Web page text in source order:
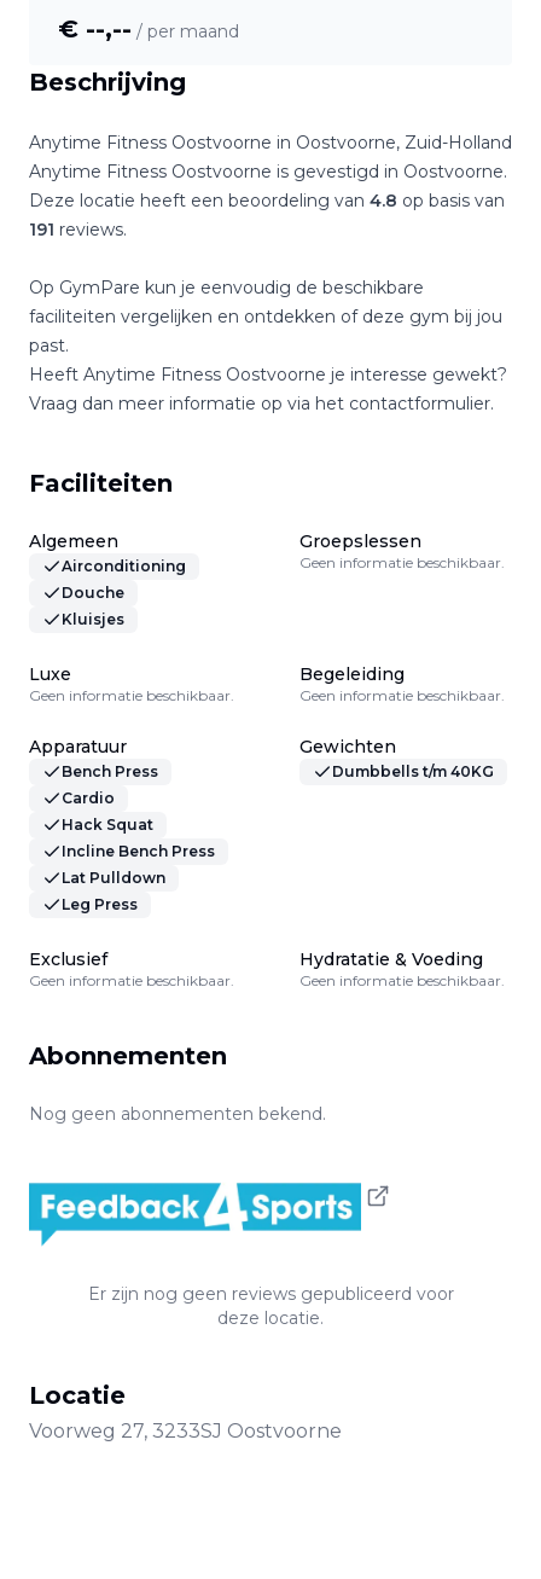
Beschrijving
Anytime Fitness Oostvoorne in Oostvoorne, Zuid-Holland
Anytime Fitness Oostvoorne is gevestigd in Oostvoorne.
Deze locatie heeft een beoordeling van 4.8 op basis van
191 reviews.
Op GymPare kun je eenvoudig de beschikbare
faciliteiten vergelijken en ontdekken of deze gym bij jou
past.
Heeft Anytime Fitness Oostvoorne je interesse gewekt?
Vraag dan meer informatie op via het contactformulier.
Faciliteiten
Algemeen
Airconditioning
Douche
Kluisjes
Groepslessen
Geen informatie beschikbaar.
Luxe
Geen informatie beschikbaar.
Begeleiding
Geen informatie beschikbaar.
Apparatuur
Bench Press
Cardio
Hack Squat
Incline Bench Press
Lat Pulldown
Leg Press
Gewichten
Dumbbells t/m 40KG
Exclusief
Geen informatie beschikbaar.
Hydratatie & Voeding
Geen informatie beschikbaar.
Abonnementen
Nog geen abonnementen bekend.
€ --,-- / per maand
Er zijn nog geen reviews gepubliceerd voor
deze locatie.
Locatie
Voorweg 27, 3233SJ Oostvoorne